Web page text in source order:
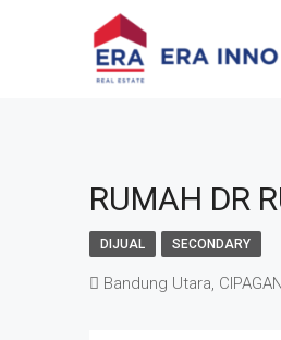
RUMAH DR
DIJUAL SECONDARY
Bandung Utara,